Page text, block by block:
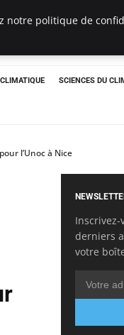
SCIENCES DU
l’Unoc à Nice
derniers
votre
notre politique de